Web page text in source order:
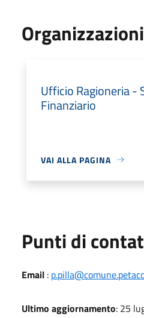
Organizzazioni
Ufficio Ragioneria -
Finanziario
VAI ALLA PAGINA
Punti di
Email :
Ultimo aggiornamento: 25